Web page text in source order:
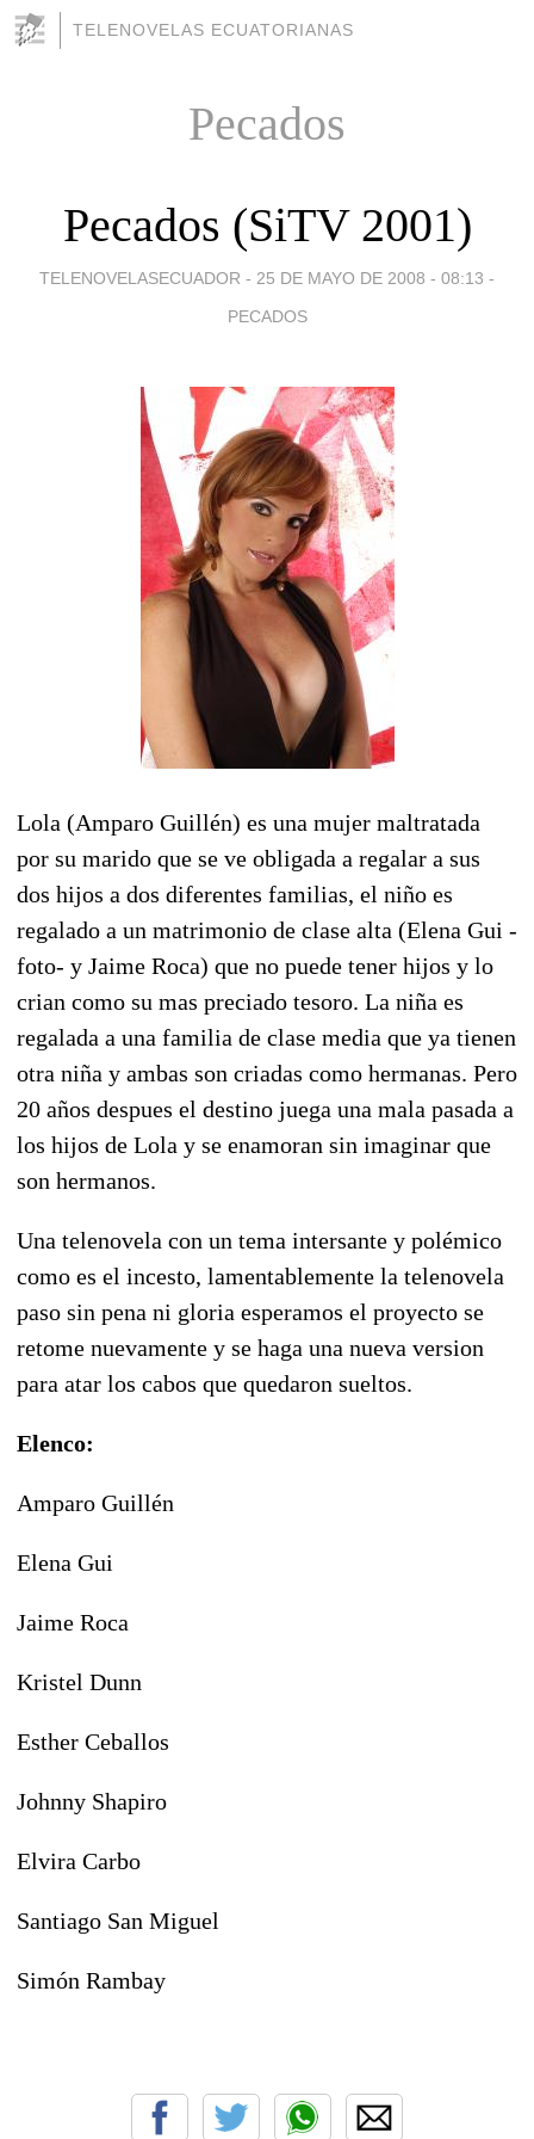
TELENOVELAS ECUATORIANAS
Pecados
Pecados (SiTV 2001)
TELENOVELASECUADOR - 25 DE MAYO DE 2008 - 08:13 -
PECADOS
Lola (Amparo Guillén) es una mujer maltratada
por su marido que se ve obligada a regalar a sus
dos hijos a dos diferentes familias, el niño es
regalado a un matrimonio de clase alta (Elena Gui -
foto- y Jaime Roca) que no puede tener hijos y lo
crian como su mas preciado tesoro. La niña es
regalada a una familia de clase media que ya tienen
otra niña y ambas son criadas como hermanas. Pero
20 años despues el destino juega una mala pasada a
los hijos de Lola y se enamoran sin imaginar que
son hermanos.
Una telenovela con un tema intersante y polémico
como es el incesto, lamentablemente la telenovela
paso sin pena ni gloria esperamos el proyecto se
retome nuevamente y se haga una nueva version
para atar los cabos que quedaron sueltos.
Elenco:
Amparo Guillén
Elena Gui
Jaime Roca
Kristel Dunn
Esther Ceballos
Johnny Shapiro
Elvira Carbo
Santiago San Miguel
Simón Rambay